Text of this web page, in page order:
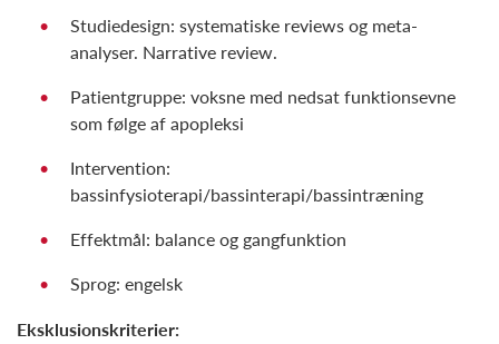
Studiedesign: systematiske reviews og meta-
analyser. Narrative review.
Patientgruppe: voksne med nedsat funktionsevne
som følge af apopleksi
Intervention:
bassinfysioterapi/bassinterapi/bassintræning
Effektmål: balance og gangfunktion
Sprog: engelsk
Eksklusionskriterier: